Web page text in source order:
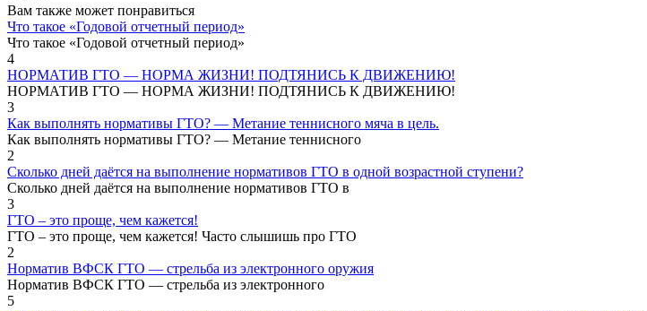
Вам также может понравиться
Что такое «Годовой отчетный период»
Что такое «Годовой отчетный период»
4
НОРМАТИВ ГТО — НОРМА ЖИЗНИ! ПОДТЯНИСЬ К ДВИЖЕНИЮ!
НОРМАТИВ ГТО — НОРМА ЖИЗНИ! ПОДТЯНИСЬ К ДВИЖЕНИЮ!
3
Как выполнять нормативы ГТО? — Метание теннисного мяча в цель.
Как выполнять нормативы ГТО? — Метание теннисного
2
Сколько дней даётся на выполнение нормативов ГТО в одной возрастной ступени?
Сколько дней даётся на выполнение нормативов ГТО в
3
ГТО – это проще, чем кажется!
ГТО – это проще, чем кажется! Часто слышишь про ГТО
2
Норматив ВФСК ГТО — стрельба из электронного оружия
Норматив ВФСК ГТО — стрельба из электронного
5